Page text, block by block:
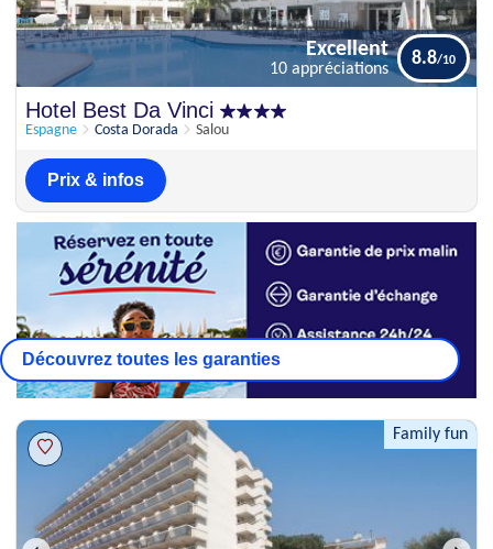
Hotel Best Da Vinci
Espagne Costa Dorada Salou
Excellent
10 appréciations
8.8
Prix & infos
Découvrez toutes les garanties
Family fun